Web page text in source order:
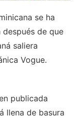
se ha
de que
saliera
Vogue.
publicada
llena de basura